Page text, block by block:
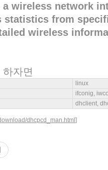
wireless network
statistics from
wireless
자면
linux
ifconig,
dhclient,
dhcpcd_man.html ]